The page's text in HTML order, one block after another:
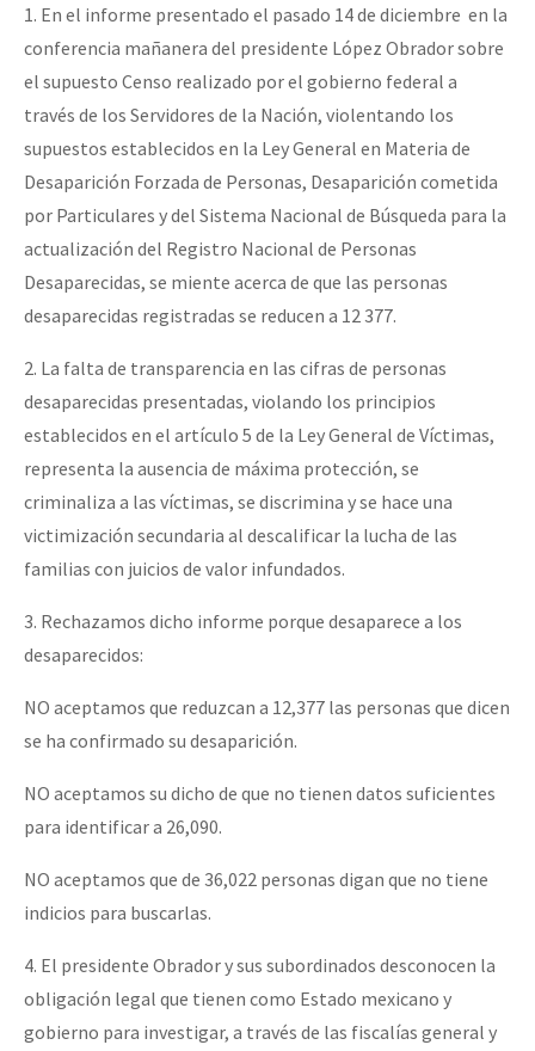
1. En el informe presentado el pasado 14 de diciembre en la
conferencia mañanera del presidente López Obrador sobre
el supuesto Censo realizado por el gobierno federal a
través de los Servidores de la Nación, violentando los
supuestos establecidos en la Ley General en Materia de
Desaparición Forzada de Personas, Desaparición cometida
por Particulares y del Sistema Nacional de Búsqueda para la
actualización del Registro Nacional de Personas
Desaparecidas, se miente acerca de que las personas
desaparecidas registradas se reducen a 12 377.
2. La falta de transparencia en las cifras de personas
desaparecidas presentadas, violando los principios
establecidos en el artículo 5 de la Ley General de Víctimas,
representa la ausencia de máxima protección, se
criminaliza a las víctimas, se discrimina y se hace una
victimización secundaria al descalificar la lucha de las
familias con juicios de valor infundados.
3. Rechazamos dicho informe porque desaparece a los
desaparecidos:
NO aceptamos que reduzcan a 12,377 las personas que dicen
se ha confirmado su desaparición.
NO aceptamos su dicho de que no tienen datos suficientes
para identificar a 26,090.
NO aceptamos que de 36,022 personas digan que no tiene
indicios para buscarlas.
4. El presidente Obrador y sus subordinados desconocen la
obligación legal que tienen como Estado mexicano y
gobierno para investigar, a través de las fiscalías general y